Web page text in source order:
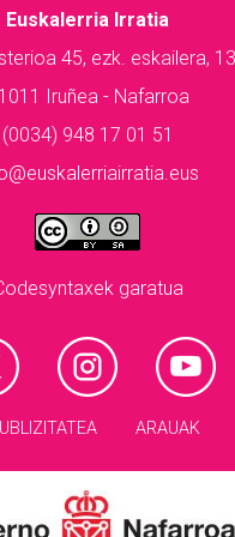
Euskalerria Irratia
45, ezk. eskailera,
Iruñea - Nafarroa
(0034) 948 17 01 51
garatua
ARAUAK